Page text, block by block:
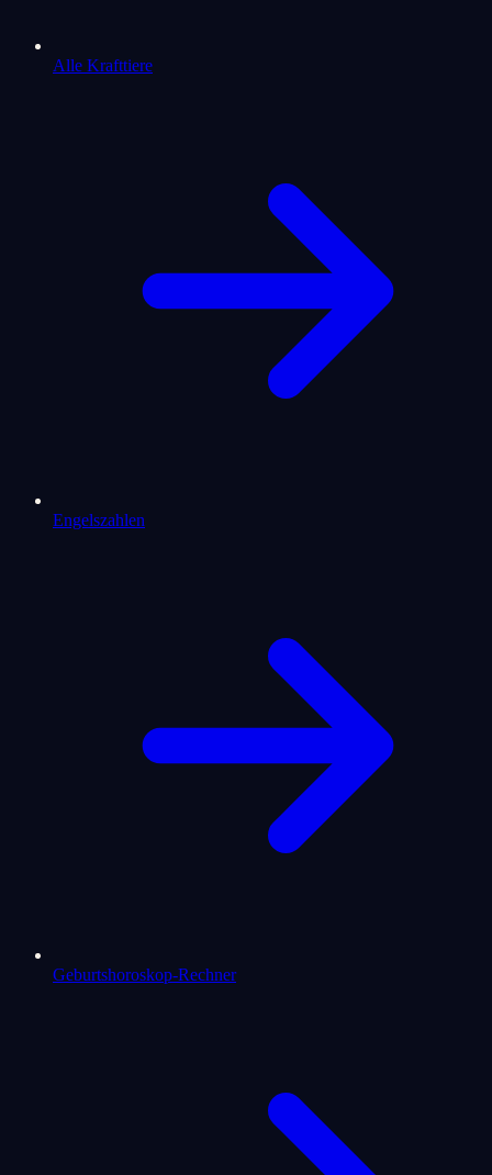
Alle Krafttiere
Engelszahlen
Geburtshoroskop-Rechner